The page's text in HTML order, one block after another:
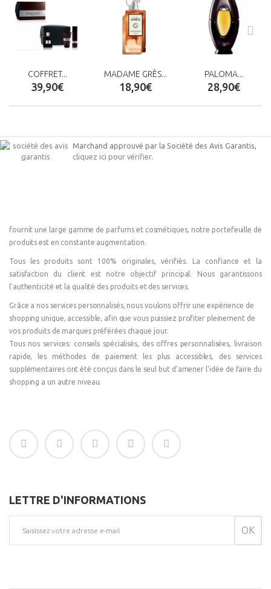
COFFRET...
39,90€
MADAME GRÈS...
18,90€
PALOMA...
28,90€
Marchand approuvé par la Société des Avis Garantis,
cliquez ici pour vérifier.
fournit une large gamme de parfums et cosmétiques, notre portefeuille de
produits est en constante augmentation.
Tous les produits sont 100% originales, vérifiés. La confiance et la
satisfaction du client est notre objectif principal. Nous garantissons
l'authenticité et la qualité des produits et des services.
Grâce a nos services personnalisés, nous voulons offrir une expérience de
shopping unique, accessible, afin que vous puissiez profiter pleinement de
vos produits de marques préférées chaque jour.
Tous nos services: conseils spécialisés, des offres personnalisées, livraison
rapide, les méthodes de paiement les plus accessibles, des services
supplémentaires ont été conçus dans le seul but d'amener l'idée de faire du
shopping a un autre niveau.
LETTRE D'INFORMATIONS
OK